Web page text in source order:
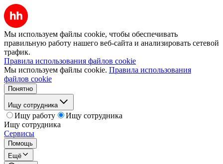
Мы используем файлы cookie, чтобы обеспечивать
правильную работу нашего веб-сайта и анализировать сетевой
трафик.
Правила использования файлов cookie
Мы используем файлы cookie. Правила использования
файлов cookie
Понятно
Ищу сотрудника
Ищу работу
Ищу сотрудника
Ищу сотрудника
Сервисы
Помощь
Ещё